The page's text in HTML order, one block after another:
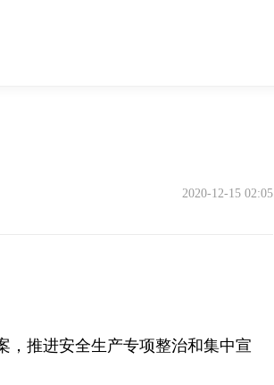
2020-12-15 02:05
，推进安全生产专项整治和集中宣